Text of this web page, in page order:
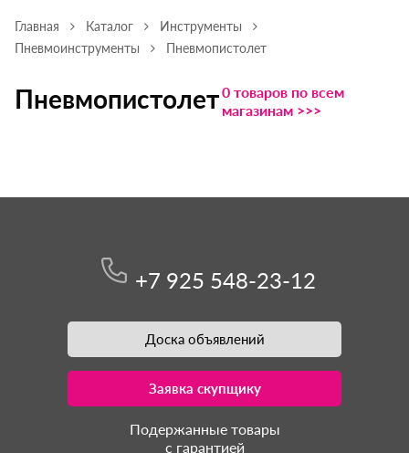
Главная Каталог
Инструменты
Пневмоинструменты
Пневмопистолет
Пневмопистолет0 товаров по всем
магазинам >>>
+7 925 548-23-12
Доска объявлений
Заявка скупщику
Подержанные товары
с гарантией